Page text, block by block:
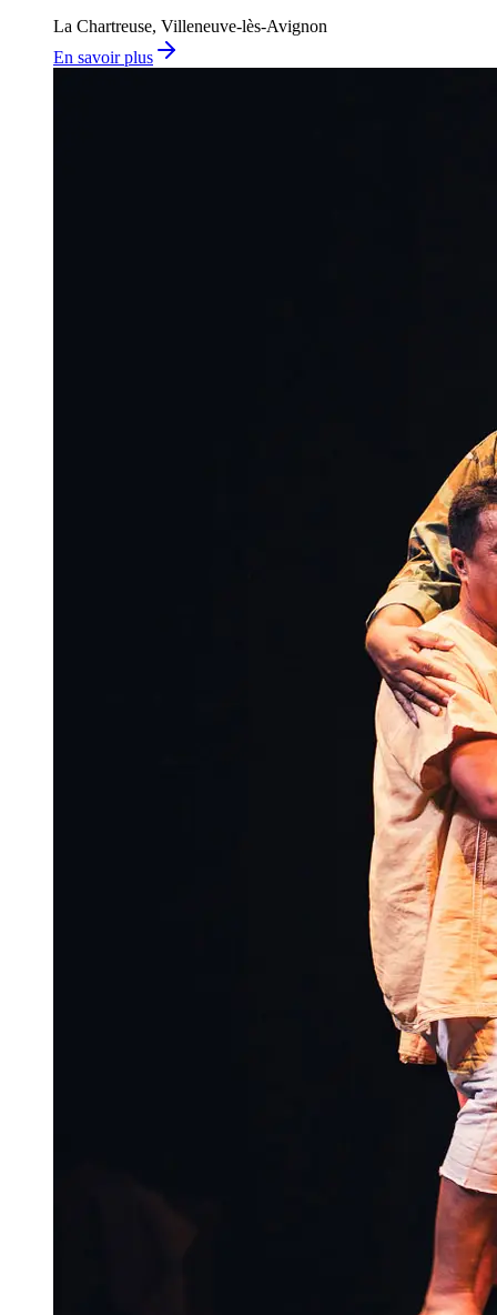
La Chartreuse, Villeneuve-lès-Avignon
En savoir plus